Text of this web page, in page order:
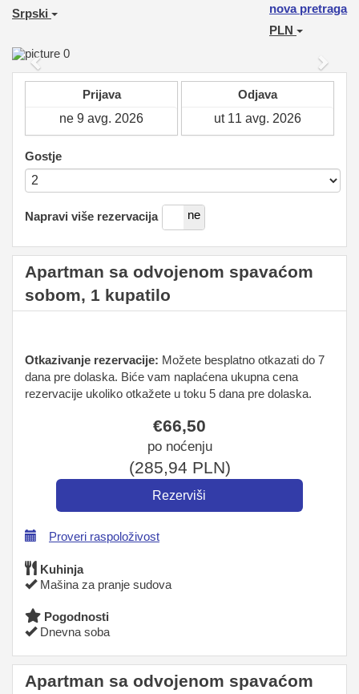
Srpski
nova pretraga
PLN
Previous Next
Prijava Odjava
Gostje
Napravi više rezervacija
da ne
Apartman sa odvojenom spavaćom
sobom, 1 kupatilo
Otkazivanje rezervacije: Možete besplatno otkazati do 7
dana pre dolaska. Biće vam naplaćena ukupna cena
rezervacije ukoliko otkažete u toku 5 dana pre dolaska.
€66,50
po noćenju
(285,94 PLN)
Proveri raspoloživost
Kuhinja
Mašina za pranje sudova
Pogodnosti
Dnevna soba
Apartman sa odvojenom spavaćom